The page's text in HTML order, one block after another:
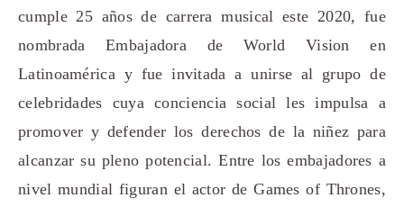
cumple 25 años de carrera musical este 2020, fue
nombrada Embajadora de World Vision en
Latinoamérica y fue invitada a unirse al grupo de
celebridades cuya conciencia social les impulsa a
promover y defender los derechos de la niñez para
alcanzar su pleno potencial. Entre los embajadores a
nivel mundial figuran el actor de Games of Thrones,